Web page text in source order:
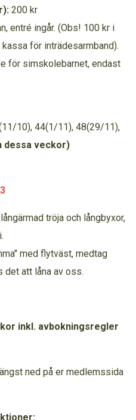
200 kr
entré ingår. (Obs! 100 kr i
för inträdesarmband).
för simskolebarnet, endast
10), 44(1/11), 48(29/11),
dessa veckor)
tröja och långbyxor,
med flytväst, medtag
det att låna av oss.
inkl. avbokningsregler
ned på er medlemssida